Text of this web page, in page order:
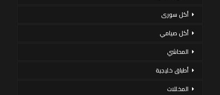
أكل سورى
أكل صيامي
المحاشي
أطباق خليجية
المخللات